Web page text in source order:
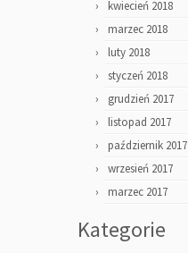
kwiecień 2018
marzec 2018
luty 2018
styczeń 2018
grudzień 2017
listopad 2017
październik 2017
wrzesień 2017
marzec 2017
Kategorie